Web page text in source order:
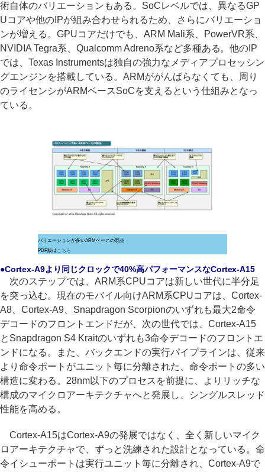
術自体のバリエーションもある。SoCレベルでは、異なるGP
Uコアや他のIPが組み合わせられるため、さらにバリエーショ
ンが増える。GPUコアだけでも、ARM Mali系、PowerVR系、
NVIDIA Tegra系、Qualcomm Adreno系など多種ある。他のIP
では、Texas Instrumentsは独自の強力なメディアプロセッシン
グエンジンを搭載している。ARMががんばらなくても、周り
のライセンシがARMベースSoCを支えるという仕組みとなっ
ている。
バリエーションが多いARMベースの製品
PDF版は こちら
●Cortex-A9より同じクロックで40%高パフォーマンスなCortex-A15
次のステップでは、ARM系CPUコアは新しい世代に半分足
を突っ込む。現在のモバイル向けARM系CPUコアは、Cortex-
A8、Cortex-A9、Snapdragon Scorpionのいずれも最大2命令
デコードのフロントエンドだが、次の世代では、Cortex-A15
とSnapdragon S4 Kraitのいずれも3命令デコードのフロントエ
ンドになる。また、バックエンドの実行パイプラインは、従来
より命令ポートがユニット毎に分離された、命令ポートの多い
構造に変わる。28nm以下のプロセスを前提に、よりリッチな
構成のマイクロアーキテクチャへと発展し、シングルスレッド
性能を高める。
Cortex-A15はCortex-A9の発展ではなく、全く新しいマイク
ロアーキテクチャで、ずっと洗練された設計となっている。命
令イシューポートは実行ユニット毎に分離され、Cortex-A9で